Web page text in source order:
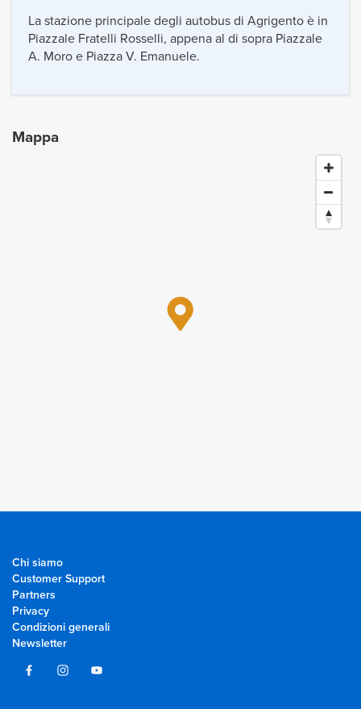
La stazione principale degli autobus di Agrigento è in
Piazzale Fratelli Rosselli, appena al di sopra Piazzale
A. Moro e Piazza V. Emanuele.
Mappa
Chi siamo
Customer Support
Partners
Privacy
Condizioni generali
Newsletter